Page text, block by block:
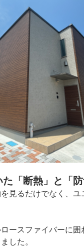
「断熱」と「防
見るだけでなく、
ースファイバーに
した。